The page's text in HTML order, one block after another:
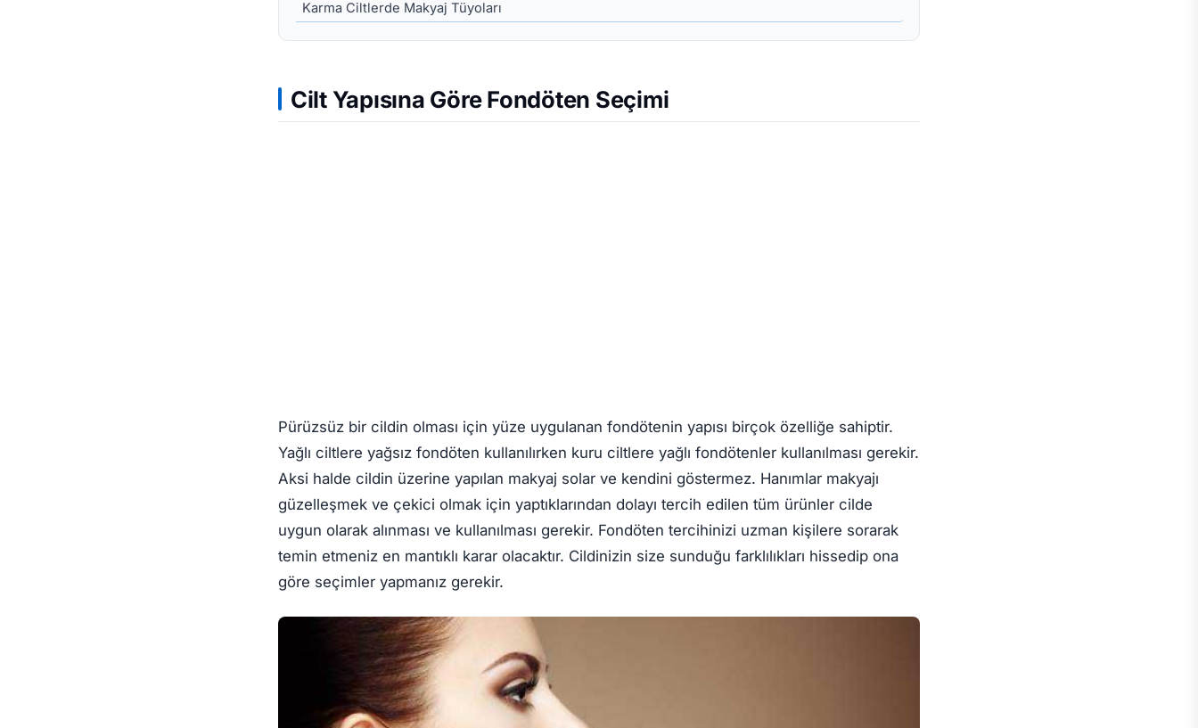
Karma Ciltlerde Makyaj Tüyoları
Cilt Yapısına Göre Fondöten Seçimi
Pürüzsüz bir cildin olması için yüze uygulanan fondötenin yapısı birçok özelliğe sahiptir.
Yağlı ciltlere yağsız fondöten kullanılırken kuru ciltlere yağlı fondötenler kullanılması gerekir.
Aksi halde cildin üzerine yapılan makyaj solar ve kendini göstermez. Hanımlar makyajı
güzelleşmek ve çekici olmak için yaptıklarından dolayı tercih edilen tüm ürünler cilde
uygun olarak alınması ve kullanılması gerekir. Fondöten tercihinizi uzman kişilere sorarak
temin etmeniz en mantıklı karar olacaktır. Cildinizin size sunduğu farklılıkları hissedip ona
göre seçimler yapmanız gerekir.